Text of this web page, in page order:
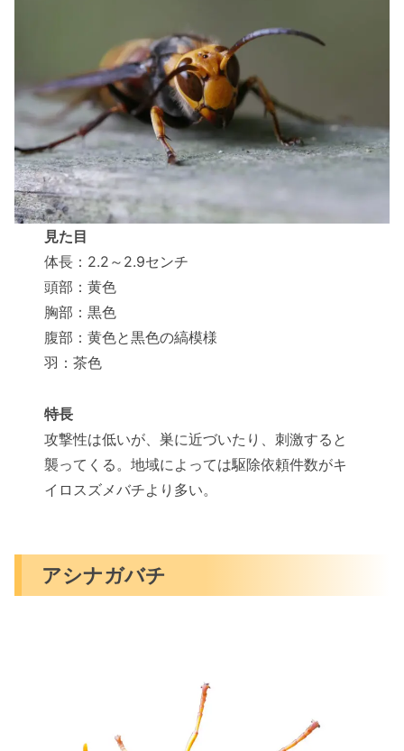
見た目
体長：2.2～2.9センチ
頭部：黄色
胸部：黒色
腹部：黄色と黒色の縞模様
羽：茶色
特長
攻撃性は低いが、巣に近づいたり、刺激すると
襲ってくる。地域によっては駆除依頼件数がキ
イロスズメバチより多い。
アシナガバチ